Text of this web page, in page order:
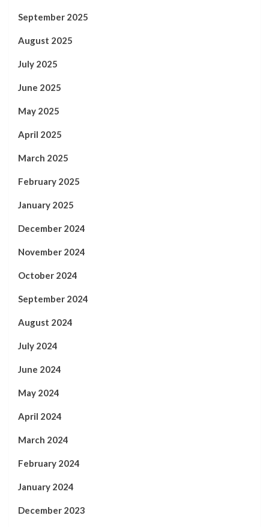
September 2025
August 2025
July 2025
June 2025
May 2025
April 2025
March 2025
February 2025
January 2025
December 2024
November 2024
October 2024
September 2024
August 2024
July 2024
June 2024
May 2024
April 2024
March 2024
February 2024
January 2024
December 2023